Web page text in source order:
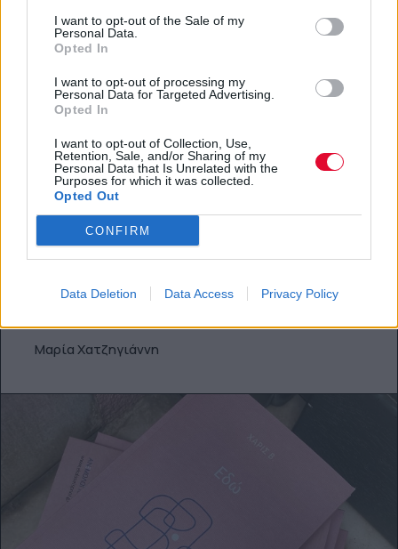
I want to opt-out of the Sale of my
Personal Data.
Opted In
I want to opt-out of processing my
Personal Data for Targeted Advertising.
Opted In
I want to opt-out of Collection, Use,
Retention, Sale, and/or Sharing of my
Personal Data that Is Unrelated with the
Purposes for which it was collected.
Opted Out
CONFIRM
Data Deletion Data Access Privacy Policy
BOOKS & COMICS
Coloring books: H ένοχη απόλαυση που
Μαρία Χατζηγιάννη